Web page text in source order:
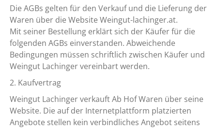
Die AGBs gelten für den Verkauf und die Lieferung der
Waren über die Website Weingut-lachinger.at.
Mit seiner Bestellung erklärt sich der Käufer für die
folgenden AGBs einverstanden. Abweichende
Bedingungen müssen schriftlich zwischen Käufer und
Weingut Lachinger vereinbart werden.
2. Kaufvertrag
Weingut Lachinger verkauft Ab Hof Waren über seine
Website. Die auf der Internetplattform platzierten
Angebote stellen kein verbindliches Angebot seitens